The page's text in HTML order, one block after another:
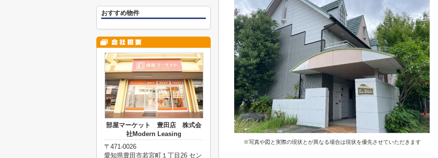
※写真や図と実際の現状とが異なる場合は現状を優先させていただきます
おすすめ物件
部屋マーケット 豊田店 株式会
社Modern Leasing
〒471-0026
愛知県豊田市若宮町１丁目26 セン